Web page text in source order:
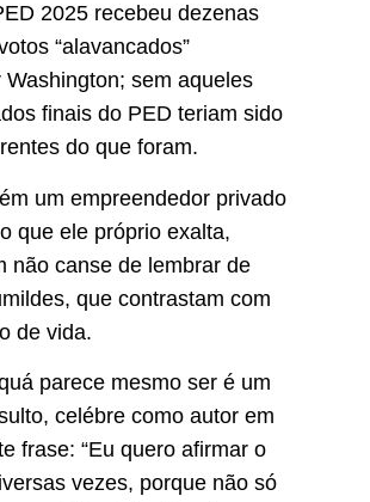
2025 recebeu dezenas
“alavancados”
sem aqueles
finais do PED teriam sido
do que foram.
um empreendedor privado
que ele próprio exalta,
não canse de lembrar de
que contrastam com
de vida.
parece mesmo ser é um
celébre como autor em
frase: “Eu quero afirmar o
vezes, porque não só